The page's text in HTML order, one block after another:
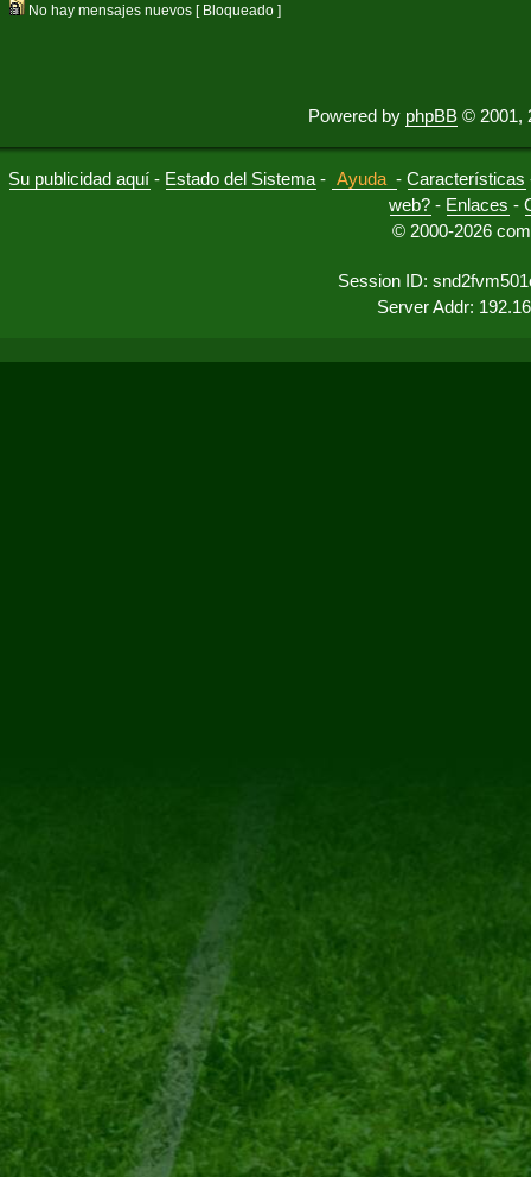
No hay mensajes nuevos [ Bloqueado ]
Powered by phpBB © 2001,
Su publicidad aquí - Estado del Sistema - Ayuda -Características
web? - Enlaces -
© 2000-2026
Session ID:
Server Addr: